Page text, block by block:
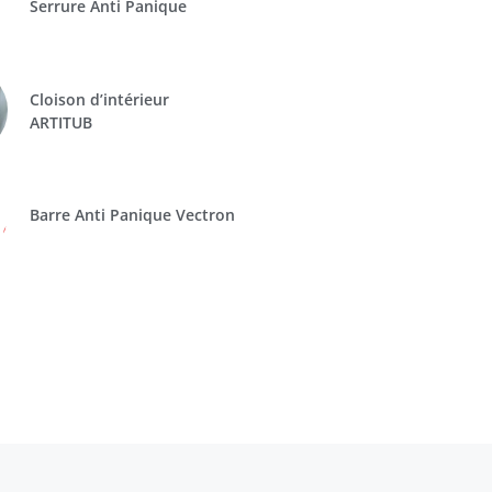
Serrure Anti Panique
Cloison d’intérieur
ARTITUB
Barre Anti Panique Vectron